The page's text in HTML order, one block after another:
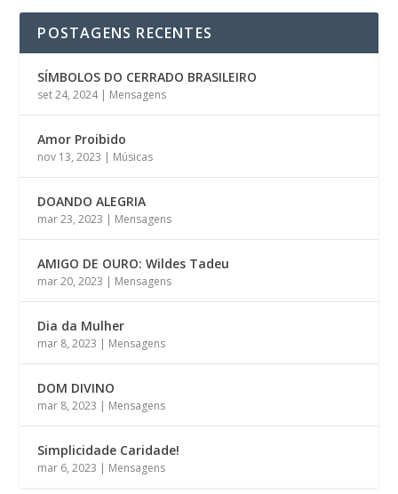
POSTAGENS RECENTES
SÍMBOLOS DO CERRADO BRASILEIRO
set 24, 2024| Mensagens
Amor Proibido
nov 13, 2023 | Músicas
DOANDO ALEGRIA
mar 23, 2023 | Mensagens
AMIGO DE OURO: Wildes Tadeu
mar 20, 2023 | Mensagens
Dia da Mulher
mar 8, 2023 | Mensagens
DOM DIVINO
mar 8, 2023 | Mensagens
Simplicidade Caridade!
mar 6, 2023 | Mensagens